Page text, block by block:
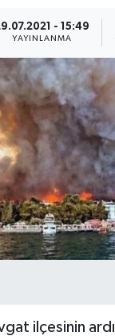
- 15:49
YAYINLANMA
ilçesinin